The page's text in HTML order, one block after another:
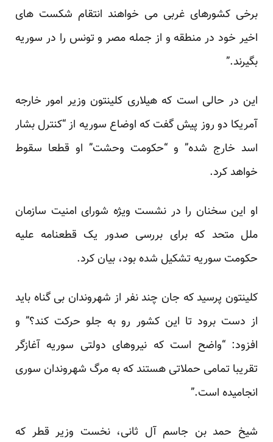
برخی کشورهای غربی می خواهند انتقام شکست های
اخیر خود در منطقه و از جمله مصر و تونس را در سوریه
بگیرند.”
این در حالی است که هیلاری کلینتون وزیر امور خارجه
آمریکا دو روز پیش گفت که اوضاع سوریه از “کنترل بشار
اسد خارج شده” و “حکومت وحشت” او قطعا سقوط
خواهد کرد.
او این سخنان را در نشست ویژه شورای امنیت سازمان
ملل متحد که برای بررسی صدور یک قطعنامه علیه
حکومت سوریه تشکیل شده بود، بیان کرد.
کلینتون پرسید که جان چند نفر از شهروندان بی گناه باید
از دست برود تا این کشور رو به جلو حرکت کند؟” و
افزود: “واضح است که نیروهای دولتی سوریه آغازگر
تقریبا تمامی حملاتی هستند که به مرگ شهروندان سوری
انجامیده است.”
شیخ حمد بن جاسم آل ثانی، نخست وزیر قطر که